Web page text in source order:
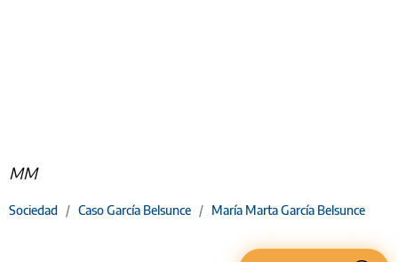
MM
Sociedad / Caso García Belsunce / María Marta García Belsunce